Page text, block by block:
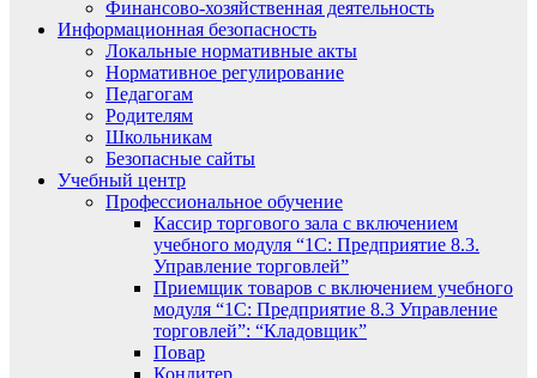
Финансово-хозяйственная деятельность
Информационная безопасность
Локальные нормативные акты
Нормативное регулирование
Педагогам
Родителям
Школьникам
Безопасные сайты
Учебный центр
Профессиональное обучение
Кассир торгового зала с включением
учебного модуля “1С: Предприятие 8.3.
Управление торговлей”
Приемщик товаров с включением учебного
модуля “1С: Предприятие 8.3 Управление
торговлей”: “Кладовщик”
Повар
Кондитер